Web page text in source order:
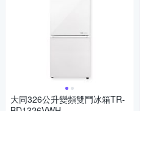
大同326公升變頻雙門冰箱TR-
BD1326VWH